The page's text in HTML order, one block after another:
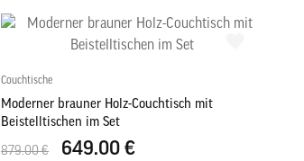
Couchtische
Moderner brauner Holz-Couchtisch mit
Beistelltischen im Set
879.00 € 649.00 €